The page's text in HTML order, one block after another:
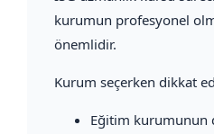
kurumun profesyonel
önemlidir.
Kurum seçerken dikkat
Eğitim kurumunun